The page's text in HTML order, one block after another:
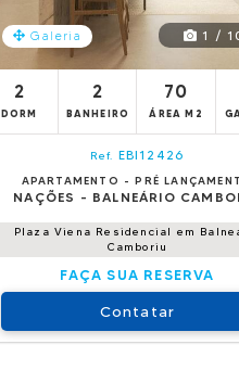
Galeria 1 /
2
DORM
2
BANHEIRO
70
ÁREA M2
Ref. EBI12426
APARTAMENTO - PRÉ
NAÇÕES - BALNEÁRIO
Plaza Viena Residencial em
Camboriu
FAÇA SUA RESERVA
Contatar